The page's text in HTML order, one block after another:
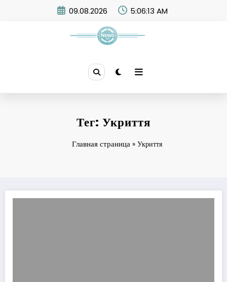
09.08.2026 5:06:13 AM
Тег: Укриття
Главная страница» Укриття